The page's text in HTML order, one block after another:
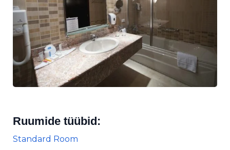
Ruumide tüübid:
Standard Room